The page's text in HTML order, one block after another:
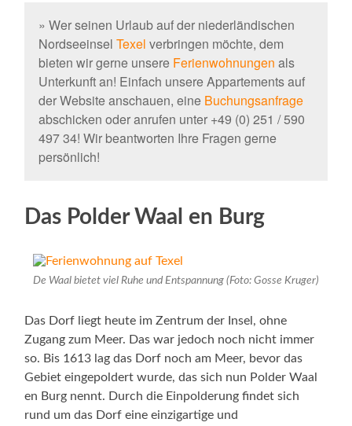
» Wer seinen Urlaub auf der niederländischen
Nordseeinsel Texel verbringen möchte, dem
bieten wir gerne unsere Ferienwohnungen als
Unterkunft an! Einfach unsere Appartements auf
der Website anschauen, eine Buchungsanfrage
abschicken oder anrufen unter +49 (0) 251 / 590
497 34! Wir beantworten Ihre Fragen gerne
persönlich!
Das Polder Waal en Burg
De Waal bietet viel Ruhe und Entspannung (Foto: Gosse Kruger)
Das Dorf liegt heute im Zentrum der Insel, ohne
Zugang zum Meer. Das war jedoch noch nicht immer
so. Bis 1613 lag das Dorf noch am Meer, bevor das
Gebiet eingepoldert wurde, das sich nun Polder Waal
en Burg nennt. Durch die Einpolderung findet sich
rund um das Dorf eine einzigartige und